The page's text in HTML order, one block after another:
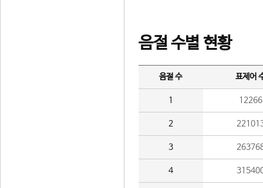
음절 수별 현황
음절 수 표제어
1 12266
2
3
4